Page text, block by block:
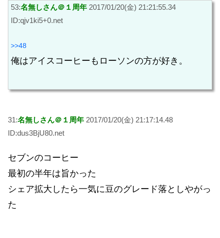
53:名無しさん＠１周年 2017/01/20(金) 21:21:55.34
ID:qjv1ki5+0.net
>>48
俺はアイスコーヒーもローソンの方が好き。
31:名無しさん＠１周年 2017/01/20(金) 21:17:14.48
ID:dus3BjU80.net
セブンのコーヒー
最初の半年は旨かった
シェア拡大したら一気に豆のグレード落としやがっ
た